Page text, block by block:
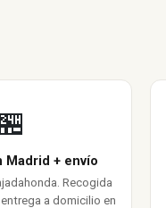
🏪
Madrid + envío
Recogida
a domicilio en